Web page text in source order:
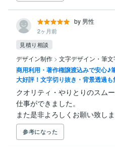
by 男性
2ヶ月前
見積り相談
デザイン制作 > 文字デザイン・筆
商用利用・著作権譲渡込みで安心♪
大好評！文字切り抜き・背景透過
クオリティ・やりとりのスム
仕事ができました。
また是非よろしくお願い致しま
参考になった